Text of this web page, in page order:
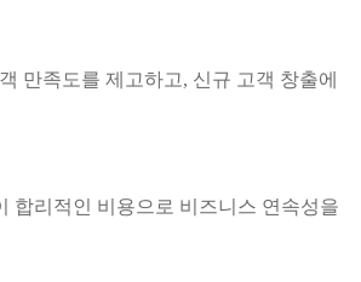
만족도를 제고하고, 신규 고객 창출에
합리적인 비용으로 비즈니스 연속성을